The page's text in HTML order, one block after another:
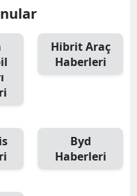
Çorum
Edirne
Elazığ
Hibrit Araç
Haberleri
Byd
Haberleri